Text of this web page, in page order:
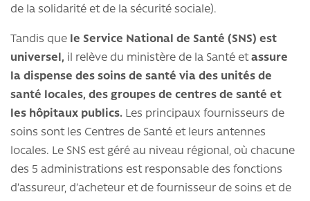
de la solidarité et de la sécurité sociale).
Tandis que le Service National de Santé (SNS) est
universel, il relève du ministère de la Santé etassure
la dispense des soins de santé via des unités de
santé locales, des groupes de centres de santé et
les hôpitaux publics. Les principaux fournisseurs de
soins sont les Centres de Santé et leurs antennes
locales. Le SNS est géré au niveau régional, où chacune
des 5 administrations est responsable des fonctions
d’assureur, d’acheteur et de fournisseur de soins et de